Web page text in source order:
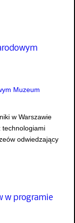
w Warszawie
technologiami
odwiedzający
w programie